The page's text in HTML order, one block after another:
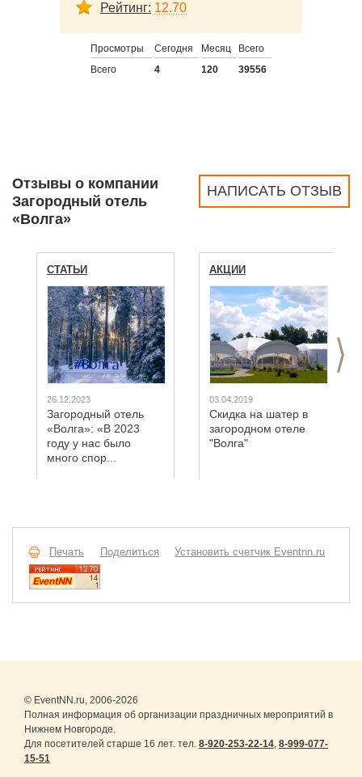
Рейтинг: 12.70
Просмотры Сегодня Месяц
Всего
Всего
4 120 39556
НАПИСАТЬ ОТЗЫВ
Отзывы о компании
Загородный отель
«Волга»
>
СТАТЬИ
26.12.2023
Загородный отель
«Волга»: «В 2023
году у нас было
много спор...
АКЦИИ
03.04.2019
Скидка на шатер в
загородном отеле
"Волга"
Печать Поделиться Установить счетчик Eventnn.ru
© EventNN.ru, 2006-2026
Полная информация об организации праздничных мероприятий в
Нижнем Новгороде.
Для посетителей старше 16 лет. тел. 8-920-253-22-14 8-999-077-
15-51